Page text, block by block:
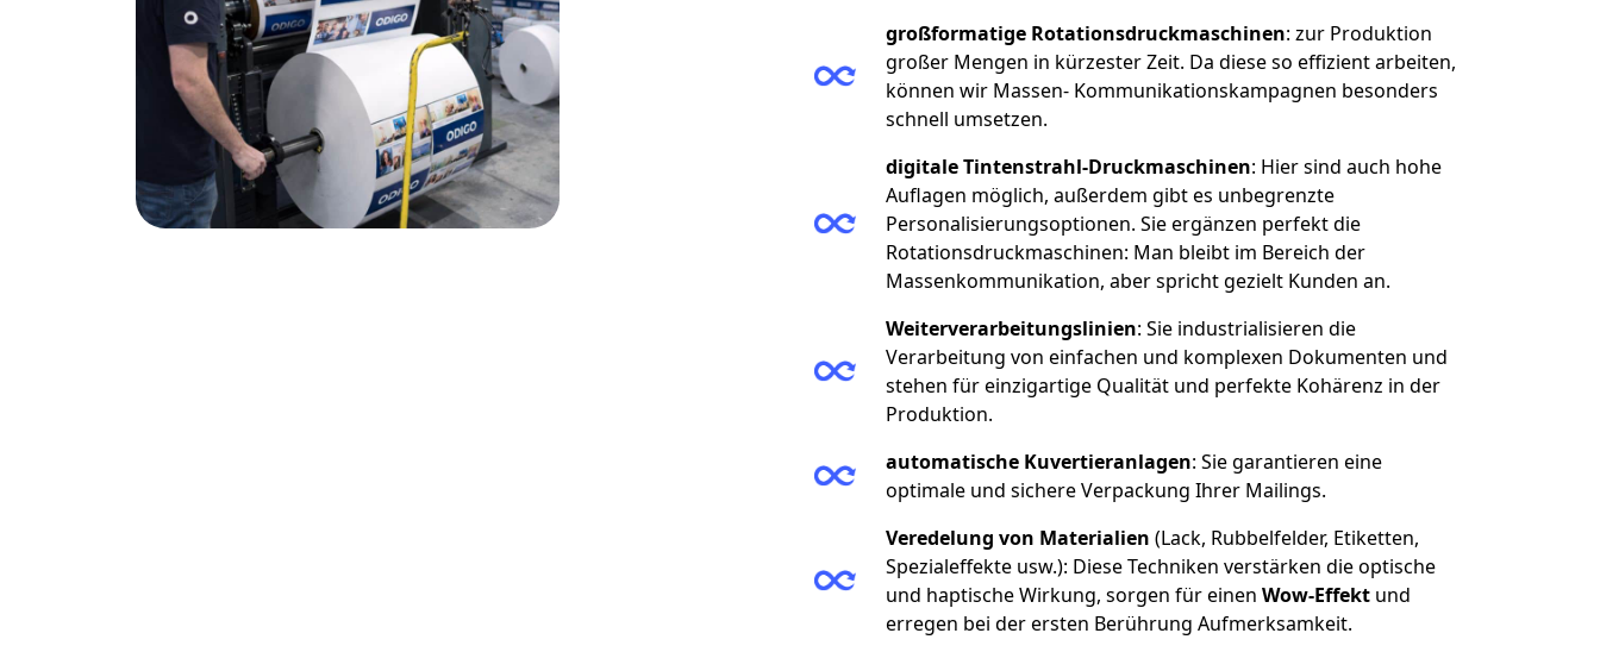
großformatige Rotationsdruckmaschinen: zur Produktion
großer Mengen in kürzester Zeit. Da diese so effizient arbeiten,
können wir Massen- Kommunikationskampagnen besonders
schnell umsetzen.
digitale Tintenstrahl-Druckmaschinen: Hier sind auch hohe
Auflagen möglich, außerdem gibt es unbegrenzte
Personalisierungsoptionen. Sie ergänzen perfekt die
Rotationsdruckmaschinen: Man bleibt im Bereich der
Massenkommunikation, aber spricht gezielt Kunden an.
Weiterverarbeitungslinien: Sie industrialisieren die
Verarbeitung von einfachen und komplexen Dokumenten und
stehen für einzigartige Qualität und perfekte Kohärenz in der
Produktion.
automatische Kuvertieranlagen: Sie garantieren eine
optimale und sichere Verpackung Ihrer Mailings.
Veredelung von Materialien (Lack, Rubbelfelder, Etiketten,
Spezialeffekte usw.): Diese Techniken verstärken die optische
und haptische Wirkung, sorgen für einen Wow-Effekt und
erregen bei der ersten Berührung Aufmerksamkeit.